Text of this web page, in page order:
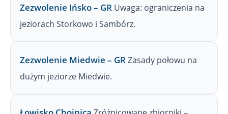
Zezwolenie Ińsko – GR Uwaga: ograniczenia na
jeziorach Storkowo i Sambórz.
Zezwolenie Miedwie – GR Zasady połowu na
dużym jeziorze Miedwie.